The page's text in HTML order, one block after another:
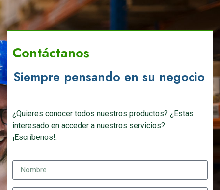
Contáctanos
Siempre pensando en su negocio
¿Quieres conocer todos nuestros productos? ¿Estas
interesado en acceder a nuestros servicios?
¡Escríbenos!.